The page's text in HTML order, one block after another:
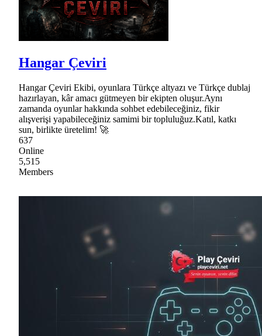
Hangar Çeviri
Hangar Çeviri Ekibi, oyunlara Türkçe altyazı ve Türkçe dublaj
hazırlayan, kâr amacı gütmeyen bir ekipten oluşur.Aynı
zamanda oyunlar hakkında sohbet edebileceğiniz, fikir
alışverişi yapabileceğiniz samimi bir topluluğuz.Katıl, katkı
sun, birlikte üretelim! 🚀
637
Online
5,515
Members